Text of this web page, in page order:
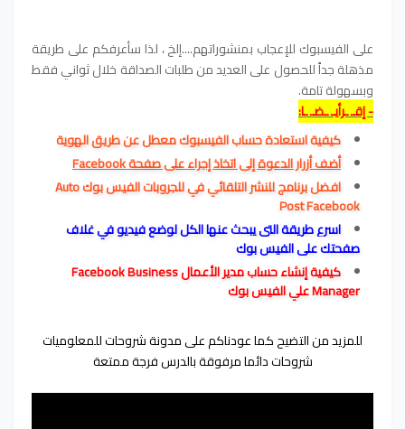
على الفيسبوك للإعجاب بمنشوراتهم....إلخ ، لذا سأعرفكم على طريقة
مذهلة جداً للحصول على العديد من طلبات الصداقة خلال ثواني فقط
وبسهولة تامة.
- إقـ ـرأيـ ـضـ ـا:
كيفية استعادة حساب الفيسبوك معطل عن طريق الهوية
أضف أزرار الدعوة إلى اتخاذ إجراء على صفحة Facebook
افضل برنامج للنشر التلقائي في للجروبات الفيس بوك Auto
Post Facebook
اسرع طريقة التي يبحث عنها الكل لوضع فيديو في غلاف
صفحتك على الفيس بوك
كيفية إنشاء حساب مدير الأعمال Facebook Business
Manager علي الفيس بوك
للمزيد من التضيح كما عودناكم على مدونة شروحات للمعلوميات
شروحات دائما مرفوقة بالدرس فرجة ممتعة